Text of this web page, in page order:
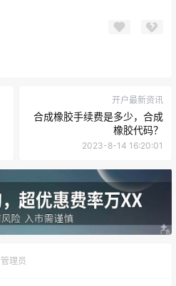
开户最新资讯
合成橡胶手续费是多少，合成
橡胶代码？
2023-8-14 16:20:01
管理员